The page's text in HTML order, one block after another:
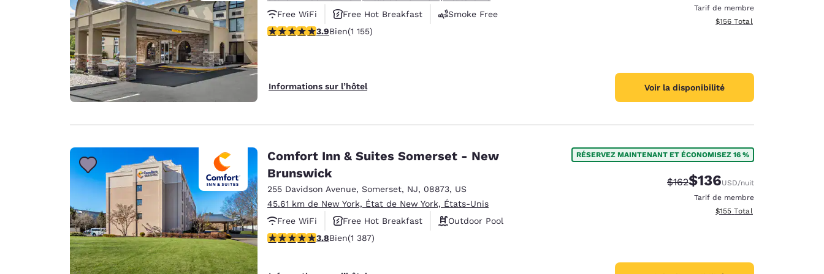
Free WiFi
Free Hot Breakfast
Smoke Free
3.91 étoiles. Bien. 1155 commentaires
3.9Bien(1 155)
Informations sur l’hôtel
Tarif de membre
Afficher les détails totaux
$156 Total
Voir la disponibilité
Comfort Inn & Suites Somerset - New
Brunswick
255 Davidson Avenue, Somerset, NJ, 08873, US
45.61 km de New York, État de New York, États-Unis
Free WiFi
Free Hot Breakfast
Outdoor Pool
3.81 étoiles. Bien. 1387 commentaires
3.8Bien(1 387)
RÉSERVEZ MAINTENANT ET ÉCONOMISEZ 16 %
Tarif barré :
$162Tarif réduit :
$136USD/nuit
Tarif de membre
Afficher les détails totaux
$155 Total